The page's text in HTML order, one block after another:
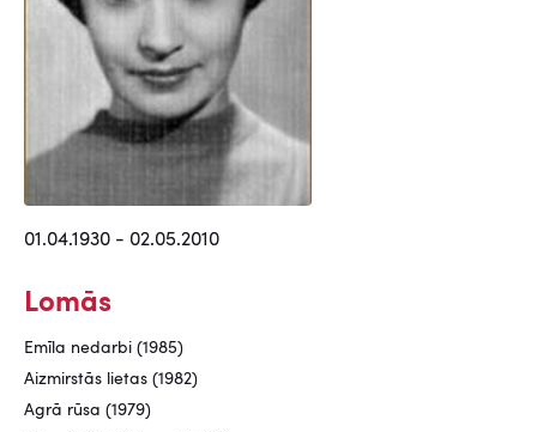
01.04.1930 - 02.05.2010
Lomās
Emīla nedarbi (1985)
Aizmirstās lietas (1982)
Agrā rūsa (1979)